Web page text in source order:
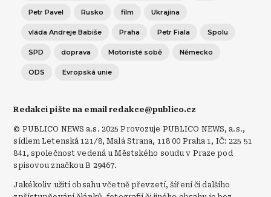
Petr Pavel Rusko film Ukrajina
vláda Andreje Babiše Praha Petr Fiala Spolu
SPD doprava Motoristé sobě Německo
ODS Evropská unie
Redakci pište na email redakce@publico.cz
© PUBLICO NEWS a.s. 2025 Provozuje PUBLICO NEWS, a.s.,
sídlem Letenská 121/8, Malá Strana, 118 00 Praha 1, IČ: 225 51
841, společnost vedená u Městského soudu v Praze pod
spisovou značkou B 29467.
Jakékoliv užití obsahu včetně převzetí, šíření či dalšího